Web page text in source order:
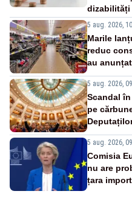
dizabilități
5 aug. 2026,
Marile
reduc
au
5 aug. 2026,
Scandal
pe
5 aug. 2026,
Comisia
nu are
țara